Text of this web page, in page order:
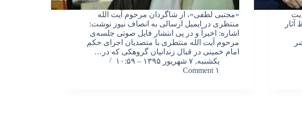
«مجتبی لطفی»، از شاگردان مرحوم آیت الله
منتظری در ایمیل ارسالی به انصاف نیوز نوشت:
اشاره: اخیراً و در پی انتشار فایل صوتی جلسه‌ی
مرحوم آیت الله منتطری با متصدیان اجرای حکم
امام خمینی در قبال زندانیان گروهکی که در…
یکشنبه, ۷ شهریور ۱۳۹۵ – ۱۰:۵۹
۱ Comment